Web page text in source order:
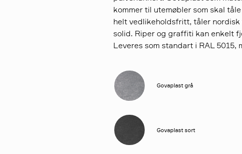
kommer til utemøbler som skal
helt vedlikeholdsfritt, tåler
solid. Riper og graffiti kan enkelt
Leveres som standart i RAL 5015,
Govaplast grå
Govaplast sort